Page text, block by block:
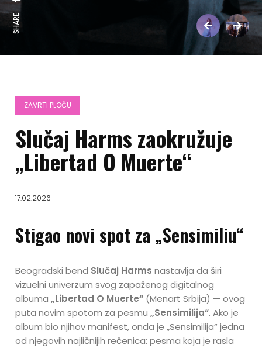
SHARE:
ZAVRTI PLOČU
Slučaj Harms zaokružuje
„Libertad O Muerte“
17.02.2026
Stigao novi spot za „Sensimiliu“
Beogradski bend Slučaj Harms nastavlja da širi
vizuelni univerzum svog zapaženog digitalnog
albuma„Libertad O Muerte“ (Menart Srbija) — ovog
puta novim spotom za pesmu„Sensimilija“. Ako je
album bio njihov manifest, onda je „Sensimilija“ jedna
od njegovih najličnijih rečenica: pesma koja je rasla